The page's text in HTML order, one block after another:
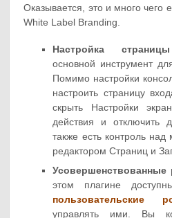
Оказывается, это и много чего
White Label Branding.
Настройка
основной инструмент
Помимо настройки
настроить страницу
скрыть Настройки
действия и отключить
также есть контроль
редактором Страниц и
Усовершенствованные
этом плагине
пользовательские
управлять ими. Вы